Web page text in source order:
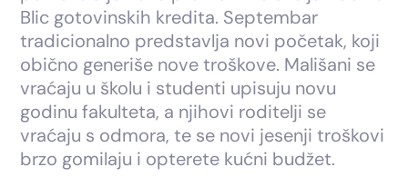
Blic gotovinskih kredita. Septembar
tradicionalno predstavlja novi početak, koji
obično generiše nove troškove. Mališani se
vraćaju u školu i studenti upisuju novu
godinu fakulteta, a njihovi roditelji se
vraćaju s odmora, te se novi jesenji troškovi
brzo gomilaju i opterete kućni budžet.